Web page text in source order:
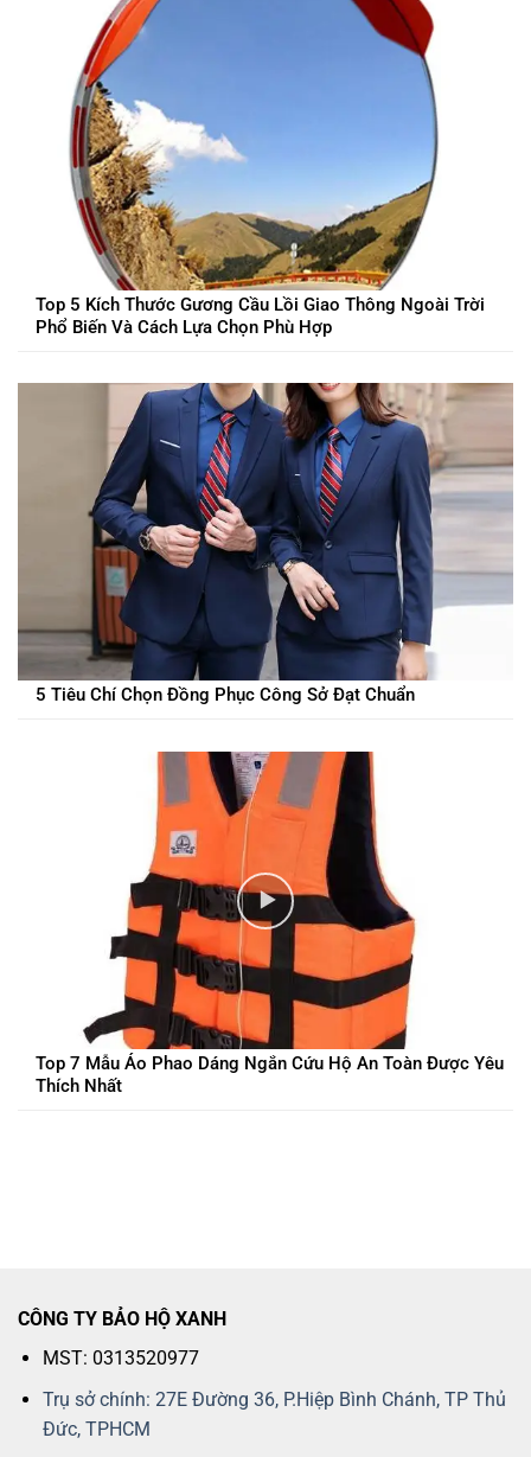
Top 5 Kích Thước Gương Cầu Lồi Giao Thông Ngoài Trời
Phổ Biến Và Cách Lựa Chọn Phù Hợp
5 Tiêu Chí Chọn Đồng Phục Công Sở Đạt Chuẩn
Top 7 Mẫu Áo Phao Dáng Ngắn Cứu Hộ An Toàn Được Yêu
Thích Nhất
CÔNG TY BẢO HỘ XANH
MST: 0313520977
Trụ sở chính: 27E Đường 36, P.Hiệp Bình Chánh, TP Thủ
Đức, TPHCM